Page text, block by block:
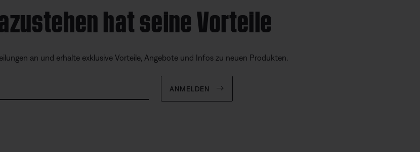
hat seine Vorteile
an und erhalte exklusive Vorteile, Angebote und Infos zu neuen Produkten.
ANMELDEN